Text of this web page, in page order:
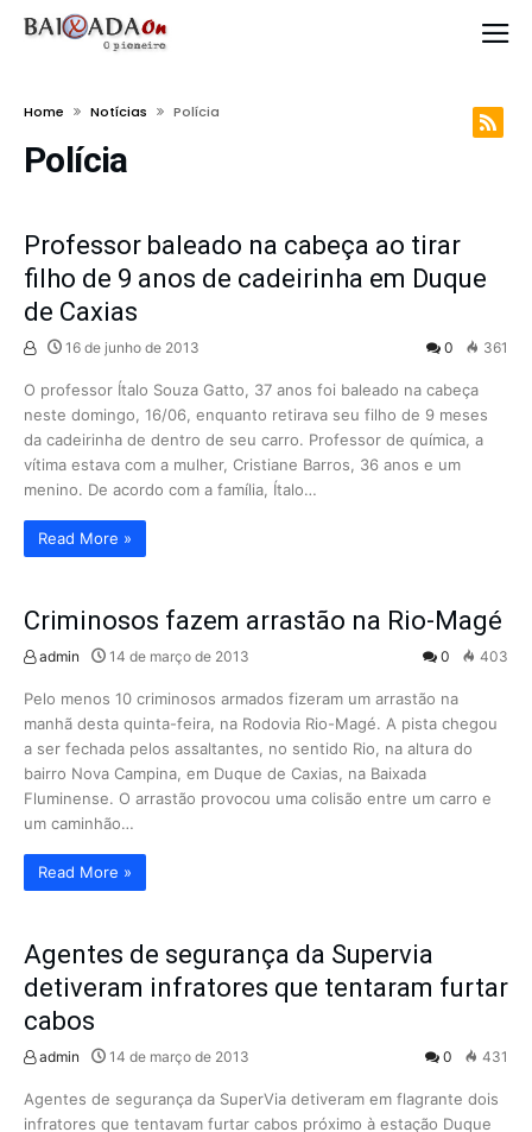
Home Notícias Polícia
Polícia
Professor baleado na cabeça ao tirar
filho de 9 anos de cadeirinha em Duque
de Caxias
16 de junho de 2013 0 361
O professor Ítalo Souza Gatto, 37 anos foi baleado na cabeça
neste domingo, 16/06, enquanto retirava seu filho de 9 meses
da cadeirinha de dentro de seu carro. Professor de química, a
vítima estava com a mulher, Cristiane Barros, 36 anos e um
menino. De acordo com a família, Ítalo…
Read More »
Criminosos fazem arrastão na Rio-Magé
admin 14 de março de 2013 0 403
Pelo menos 10 criminosos armados fizeram um arrastão na
manhã desta quinta-feira, na Rodovia Rio-Magé. A pista chegou
a ser fechada pelos assaltantes, no sentido Rio, na altura do
bairro Nova Campina, em Duque de Caxias, na Baixada
Fluminense. O arrastão provocou uma colisão entre um carro e
um caminhão…
Read More »
Agentes de segurança da Supervia
detiveram infratores que tentaram furtar
cabos
admin 14 de março de 2013 0 431
Agentes de segurança da SuperVia detiveram em flagrante dois
infratores que tentavam furtar cabos próximo à estação Duque